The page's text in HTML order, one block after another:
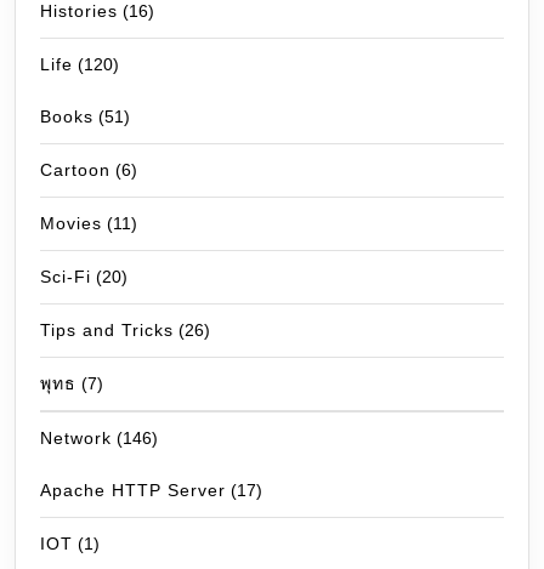
Histories (16)
Life (120)
Books (51)
Cartoon (6)
Movies (11)
Sci-Fi (20)
Tips and Tricks (26)
พุทธ (7)
Network (146)
Apache HTTP Server (17)
IOT (1)